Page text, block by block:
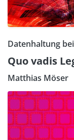
Datenhaltung
Quo vadis
Matthias Möser